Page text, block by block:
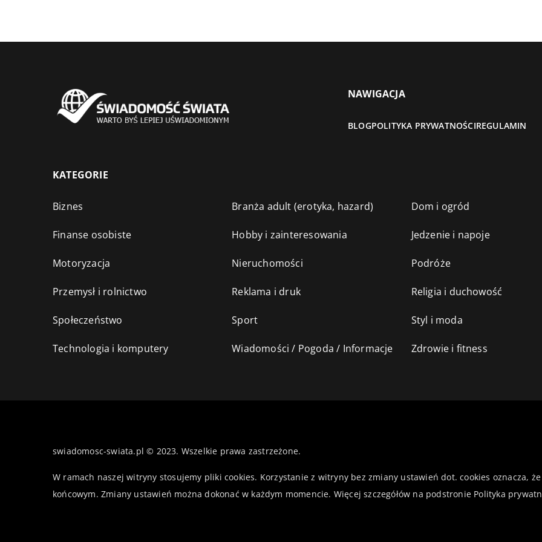
NAWIGACJA
BLOGPOLITYKA PRYWATNOŚCIREGULAMIN
KATEGORIE
Biznes Branża adult (erotyka, hazard) Dom i ogród
Finanse osobiste Hobby i zainteresowania Jedzenie i napoje
Motoryzacja Nieruchomości Podróże
Przemysł i rolnictwo Reklama i druk Religia i duchowość
Społeczeństwo Sport Styl i moda
Technologia i komputery Wiadomości / Pogoda / Informacje Zdrowie i fitness
swiadomosc-swiata.pl © 2023. Wszelkie prawa zastrzeżone.
W ramach naszej witryny stosujemy pliki cookies. Korzystanie z witryny bez zmiany ustawień dot. cookies oznacza,
końcowym. Zmiany ustawień można dokonać w każdym momencie. Więcej szczegółów na podstronie Polityka